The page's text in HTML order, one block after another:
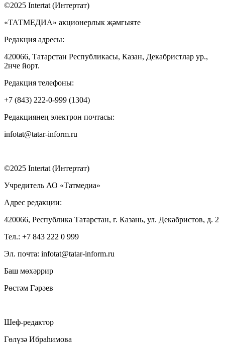
©2025 Intertat (Интертат)
«ТАТМЕДИА» акционерлык җәмгыяте
Редакция адресы:
420066, Татарстан Республикасы, Казан, Декабристлар ур.,
2нче йорт.
Редакция телефоны:
+7 (843) 222-0-999 (1304)
Редакциянең электрон почтасы:
infotat@tatar-inform.ru
©2025 Intertat (Интертат)
Учредитель АО «Татмедиа»
Адрес редакции:
420066, Республика Татарстан, г. Казань, ул. Декабристов, д. 2
Тел.: +7 843 222 0 999
Эл. почта: infotat@tatar-inform.ru
Баш мөхәррир
Рөстәм Гәрәев
Шеф-редактор
Гөлүзә Ибраһимова